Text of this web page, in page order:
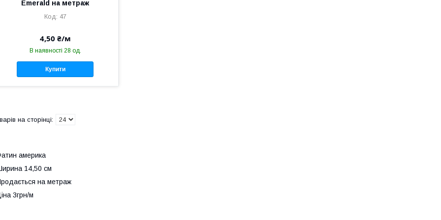
Emerald на метраж
47
4,50 ₴/м
В наявності 28 од.
Купити
америка
14,50 см
на метраж
3грн/м